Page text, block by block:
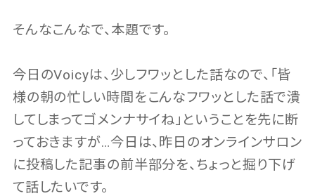
そんなこんなで、本題です。
今日のVoicyは、少しフワッとした話なので、「皆
様の朝の忙しい時間をこんなフワッとした話で潰
してしまってゴメンナサイね」ということを先に断
っておきますが…今日は、昨日のオンラインサロン
に投稿した記事の前半部分を、ちょっと掘り下げ
て話したいです。